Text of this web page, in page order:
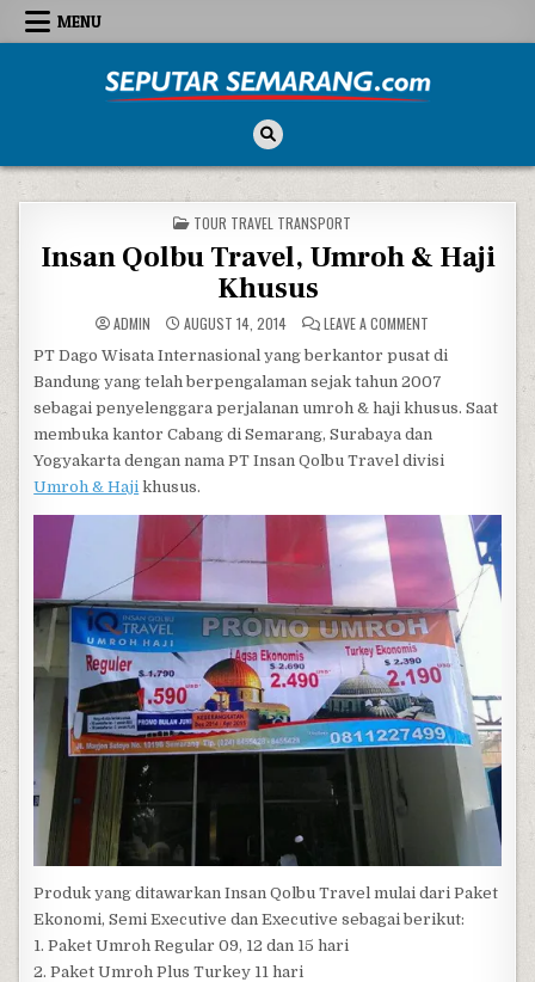
Skip to content
MENU
POSTED IN
TOUR TRAVEL TRANSPORT
Insan Qolbu Travel, Umroh & Haji
Khusus
ADMIN AUGUST 14, 2014 LEAVE A COMMENTON INSAN QOLBU
PT Dago Wisata Internasional yang berkantor pusat di
Bandung yang telah berpengalaman sejak tahun 2007
sebagai penyelenggara perjalanan umroh & haji khusus. Saat
membuka kantor Cabang di Semarang, Surabaya dan
Yogyakarta dengan nama PT Insan Qolbu Travel divisi
Umroh & Haji khusus.
Produk yang ditawarkan Insan Qolbu Travel mulai dari Paket
Ekonomi, Semi Executive dan Executive sebagai berikut:
1. Paket Umroh Regular 09, 12 dan 15 hari
2. Paket Umroh Plus Turkey 11 hari